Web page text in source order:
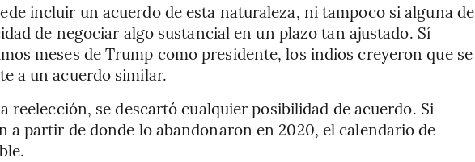
incluir un acuerdo de esta naturaleza, ni tampoco si alguna de
de negociar algo sustancial en un plazo tan ajustado. Sí
meses de Trump como presidente, los indios creyeron que se
a un acuerdo similar.
reelección, se descartó cualquier posibilidad de acuerdo. Si
a partir de donde lo abandonaron en 2020, el calendario de